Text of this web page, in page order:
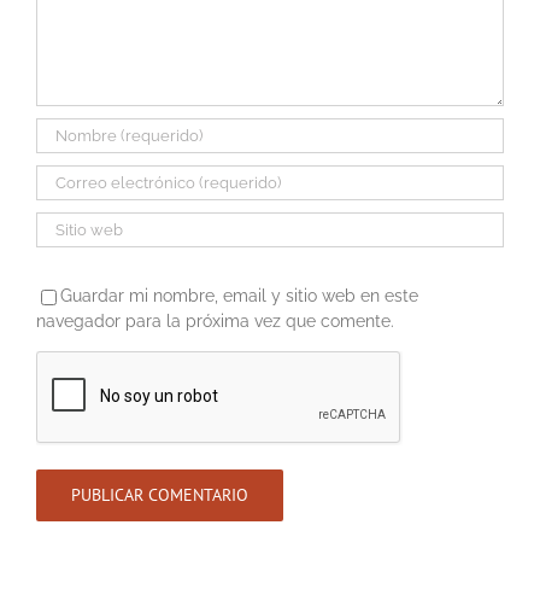
Guardar mi nombre, email y sitio web en este
navegador para la próxima vez que comente.